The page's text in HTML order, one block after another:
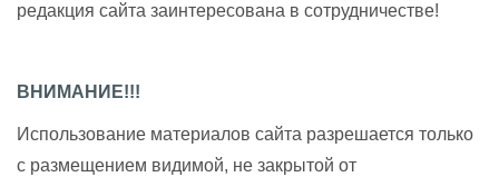
редакция сайта заинтересована в сотрудничестве!
ВНИМАНИЕ!!!
Использование материалов сайта разрешается только
с размещением видимой, не закрытой от